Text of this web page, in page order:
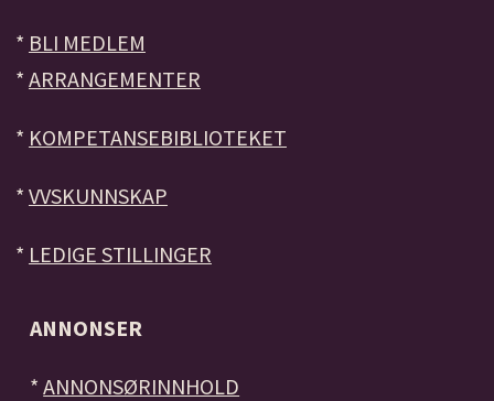
* BLI MEDLEM
* ARRANGEMENTER
* KOMPETANSEBIBLIOTEKET
* VVSKUNNSKAP
* LEDIGE STILLINGER
ANNONSER
*ANNONSØRINNHOLD